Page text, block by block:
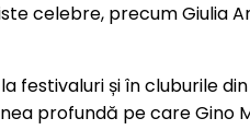
celebre, precum Giulia
și în cluburile
profundă pe care Gino